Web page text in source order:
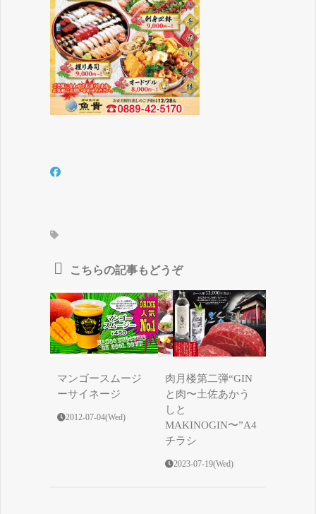
こちらの記事もどうぞ
マンゴースムージ
ーサイネージ
2012-07-04(Wed)
肉月楼第二弾“GIN
と肉〜土佐あかう
しと
MAKINOGIN〜”A4
チラシ
2023-07-19(Wed)